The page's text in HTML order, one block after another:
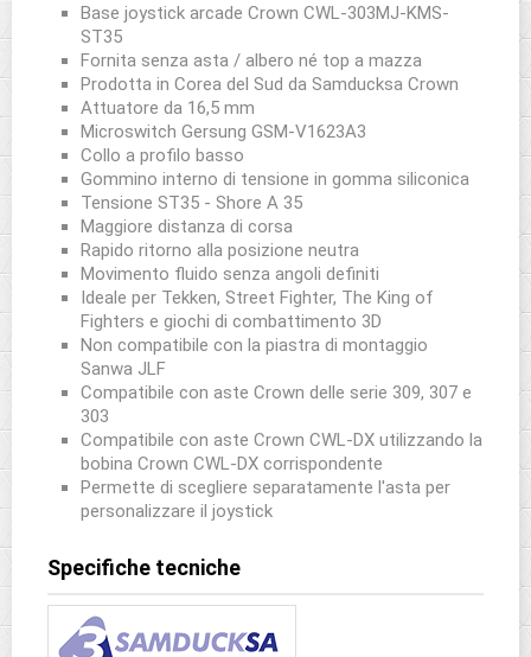
Base joystick arcade Crown CWL-303MJ-KMS-
ST35
Fornita senza asta / albero né top a mazza
Prodotta in Corea del Sud da Samducksa Crown
Attuatore da 16,5 mm
Microswitch Gersung GSM-V1623A3
Collo a profilo basso
Gommino interno di tensione in gomma siliconica
Tensione ST35 - Shore A 35
Maggiore distanza di corsa
Rapido ritorno alla posizione neutra
Movimento fluido senza angoli definiti
Ideale per Tekken, Street Fighter, The King of
Fighters e giochi di combattimento 3D
Non compatibile con la piastra di montaggio
Sanwa JLF
Compatibile con aste Crown delle serie 309, 307 e
303
Compatibile con aste Crown CWL-DX utilizzando la
bobina Crown CWL-DX corrispondente
Permette di scegliere separatamente l'asta per
personalizzare il joystick
Specifiche tecniche